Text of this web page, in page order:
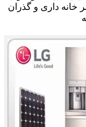
خانه داری و گذران